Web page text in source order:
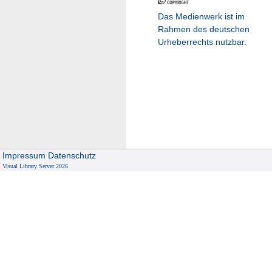
Das Medienwerk ist im
Rahmen des deutschen
Urheberrechts nutzbar.
Impressum Datenschutz
Visual Library Server 2026